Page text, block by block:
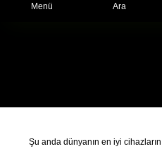
Menü Ara
Şu anda dünyanın en iyi